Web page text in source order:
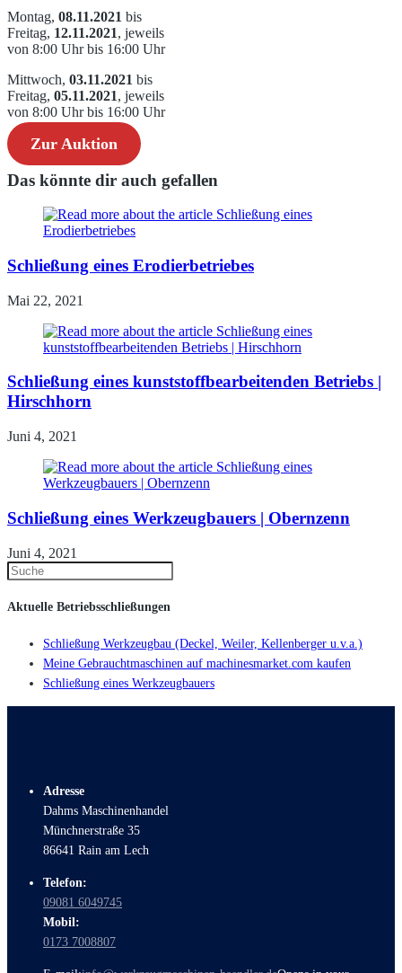
Montag, 08.11.2021 bis
Freitag, 12.11.2021, jeweils
von 8:00 Uhr bis 16:00 Uhr
Mittwoch, 03.11.2021 bis
Freitag, 05.11.2021, jeweils
von 8:00 Uhr bis 16:00 Uhr
Zur Auktion
Das könnte dir auch gefallen
Schließung eines Erodierbetriebes
Mai 22, 2021
Schließung eines kunststoffbearbeitenden Betriebs |
Hirschhorn
Juni 4, 2021
Schließung eines Werkzeugbauers | Obernzenn
Juni 4, 2021
Aktuelle Betriebsschließungen
Schließung Werkzeugbau (Deckel, Weiler, Kellenberger u.v.a.)
Meine Gebrauchtmaschinen auf machinesmarket.com kaufen
Schließung eines Werkzeugbauers
Adresse
Dahms Maschinenhandel
Münchnerstraße 35
86641 Rain am Lech
Telefon:
09081 6049745
Mobil:
0173 7008807